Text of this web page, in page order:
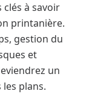
à savoir
printanière.
gestion du
et
un
plans.